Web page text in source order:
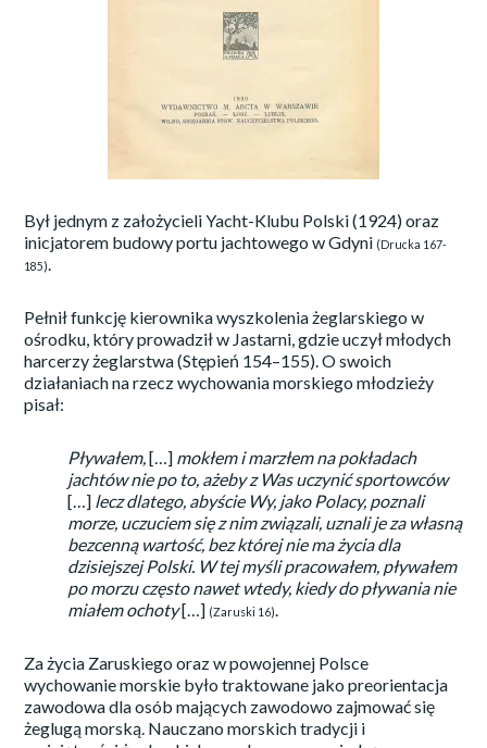
Był jednym z założycieli Yacht-Klubu Polski (1924) oraz
inicjatorem budowy portu jachtowego w Gdyni (Drucka 167-
185).
Pełnił funkcję kierownika wyszkolenia żeglarskiego w
ośrodku, który prowadził w Jastarni, gdzie uczył młodych
harcerzy żeglarstwa (Stępień 154–155). O swoich
działaniach na rzecz wychowania morskiego młodzieży
pisał:
Pływałem,[…] mokłem i marzłem na pokładach
jachtów nie po to, ażeby z Was uczynić sportowców
[…] lecz dlatego, abyście Wy, jako Polacy, poznali
morze, uczuciem się z nim związali, uznali je za własną
bezcenną wartość, bez której nie ma życia dla
dzisiejszej Polski. W tej myśli pracowałem, pływałem
po morzu często nawet wtedy, kiedy do pływania nie
miałem ochoty[…] (Zaruski 16).
Za życia Zaruskiego oraz w powojennej Polsce
wychowanie morskie było traktowane jako preorientacja
zawodowa dla osób mających zawodowo zajmować się
żeglugą morską. Nauczano morskich tradycji i